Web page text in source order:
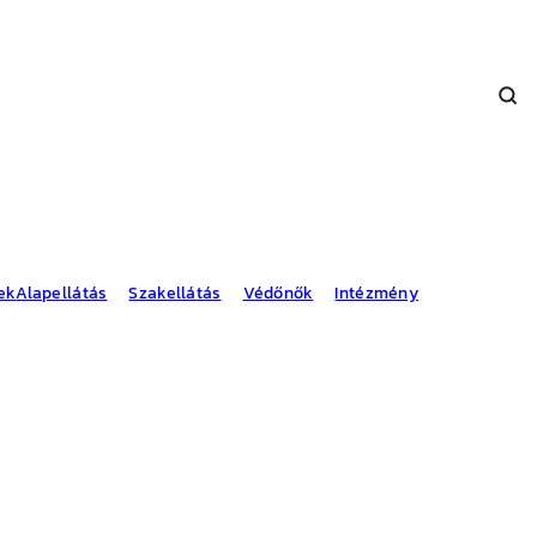
Alapellátás Szakellátás Védőnők Intézmény